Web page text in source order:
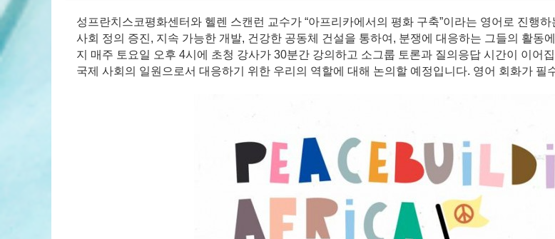
성프란치스코평화센터와 헬렌 스캔런 교수가 “아프리카에서의 평화 구축”이라는 영어로 진행
사회 정의 증진, 지속 가능한 개발, 건강한 공동체 건설을 통하여, 분쟁에 대응하는 그들의 활동
지 매주 토요일 오후 4시에 초청 강사가 30분간 강의하고 소그룹 토론과 질의응답 시간이 이어
국제 사회의 일원으로서 대응하기 위한 우리의 역할에 대해 논의할 예정입니다. 영어 회화가 필